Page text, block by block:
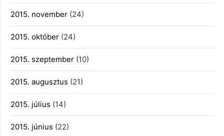
2015. november (24)
2015. október (24)
2015. szeptember (10)
2015. augusztus (21)
2015. július (14)
2015. június (22)